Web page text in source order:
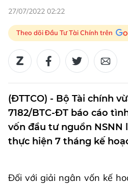
27/07/2022 02:22
Theo dõi Đầu Tư Tài Chính trên
(ĐTTCO) - Bộ Tài chính
7182/BTC-ĐT báo cáo
vốn đầu tư nguồn NSNN
thực hiện 7 tháng kế
Đối với giải ngân vốn kế